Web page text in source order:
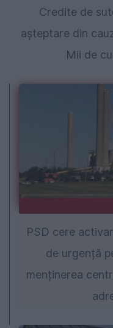
Credite de
așteptare din
Mii de
PSD cere
de urgență
menținerea